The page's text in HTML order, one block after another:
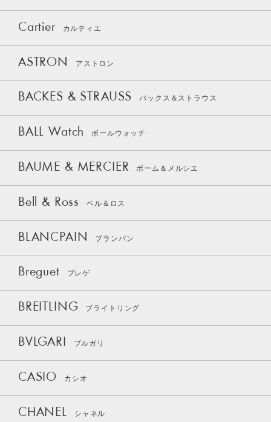
Cartier カルティエ
ASTRON アストロン
BACKES & STRAUSS バックス＆ストラウス
BALL Watch ボールウォッチ
BAUME & MERCIER ボーム＆メルシエ
Bell & Ross ベル＆ロス
BLANCPAIN ブランパン
Breguet ブレゲ
BREITLING ブライトリング
BVLGARI ブルガリ
CASIO カシオ
CHANEL シャネル